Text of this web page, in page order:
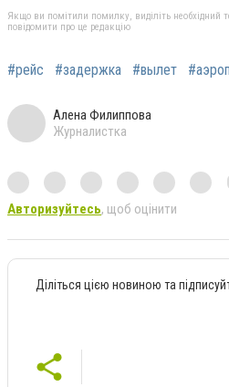
Якщо ви помітили помилку, виділіть необхідний
повідомити про це редакцію
#рейс #задержка #вылет
Алена Филиппова
Журналистка
Авторизуйтесь, щоб оцінити
Діліться цією новиною та